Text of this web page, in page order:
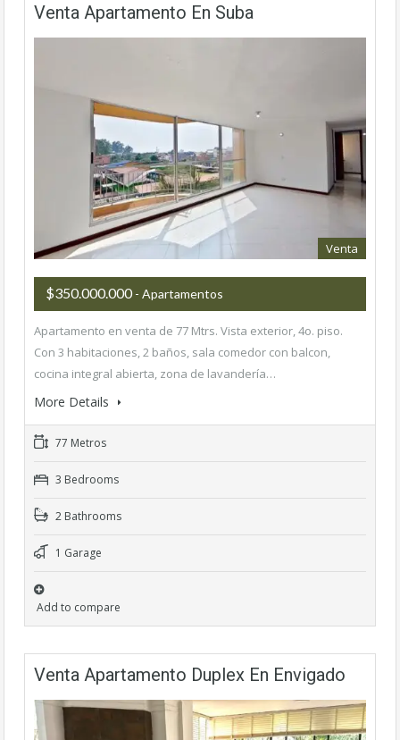
Venta Apartamento En Suba
Venta
$350.000.000- Apartamentos
Apartamento en venta de 77 Mtrs. Vista exterior, 4o. piso.
Con 3 habitaciones, 2 baños, sala comedor con balcon,
cocina integral abierta, zona de lavandería…
More Details
77 Metros
3 Bedrooms
2 Bathrooms
1 Garage
Add to compare
Venta Apartamento Duplex En Envigado